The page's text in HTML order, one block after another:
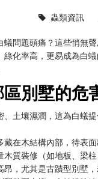
蟲類資訊
問題頭痛？這些悄無
綠化率高，更易成為白
別墅的危
土壤濕潤，這為白蟻
藏在木結構內部，待表
木質裝修（如地板、梁
昂，尤其是古蹟型別墅